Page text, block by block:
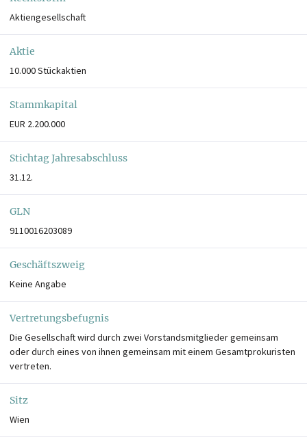
Aktiengesellschaft
Aktie
10.000 Stückaktien
Stammkapital
EUR 2.200.000
Stichtag Jahresabschluss
31.12.
GLN
9110016203089
Geschäftszweig
Keine Angabe
Vertretungsbefugnis
Die Gesellschaft wird durch zwei Vorstandsmitglieder gemeinsam
oder durch eines von ihnen gemeinsam mit einem Gesamtprokuristen
vertreten.
Sitz
Wien